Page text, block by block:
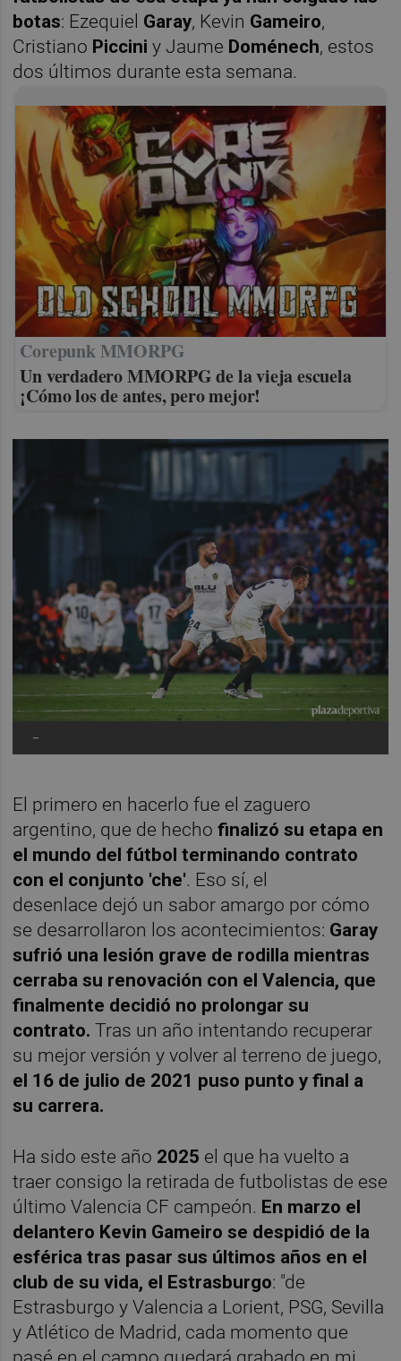
botas: Ezequiel Garay, Kevin Gameiro,
Cristiano Piccini y Jaume Doménech, estos
dos últimos durante esta semana.
Corepunk MMORPG
Un verdadero MMORPG de la vieja escuela
¡Cómo los de antes, pero mejor!
-
El primero en hacerlo fue el zaguero
argentino, que de hechofinalizó su etapa en
el mundo del fútbol terminando contrato
con el conjunto 'che'. Eso sí, el
desenlace dejó un sabor amargo por cómo
se desarrollaron los acontecimientos: Garay
sufrió una lesión grave de rodilla mientras
cerraba su renovación con el Valencia, que
finalmente decidió no prolongar su
contrato.Tras un año intentando recuperar
su mejor versión y volver al terreno de juego,
el 16 de julio de 2021 puso punto y final a
su carrera.
Ha sido este año 2025 el que ha vuelto a
traer consigo la retirada de futbolistas de ese
último Valencia CF campeón. En marzo el
delantero Kevin Gameiro se despidió de la
esférica tras pasar sus últimos años en el
club de su vida, el Estrasburgo: "de
Estrasburgo y Valencia a Lorient, PSG, Sevilla
y Atlético de Madrid, cada momento que